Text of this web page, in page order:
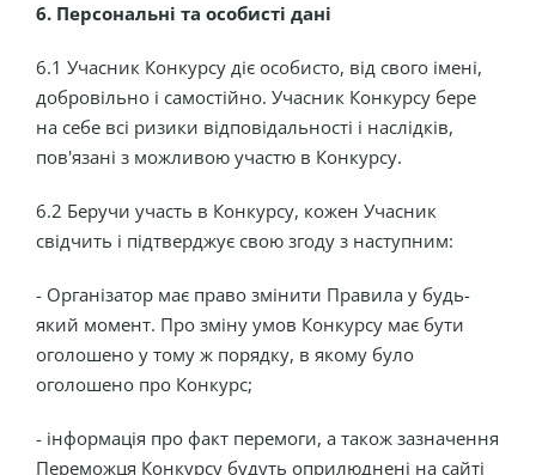
6. Персональні та особисті дані
6.1 Учасник Конкурсу діє особисто, від свого імені,
добровільно і самостійно. Учасник Конкурсу бере
на себе всі ризики відповідальності і наслідків,
пов'язані з можливою участю в Конкурсу.
6.2 Беручи участь в Конкурсу, кожен Учасник
свідчить і підтверджує свою згоду з наступним:
- Організатор має право змінити Правила у будь-
який момент. Про зміну умов Конкурсу має бути
оголошено у тому ж порядку, в якому було
оголошено про Конкурс;
- інформація про факт перемоги, а також зазначення
Переможця Конкурсу будуть оприлюднені на сайті